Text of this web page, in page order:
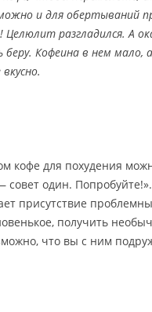
и для обертываний
Целюлит разгладился. А
Кофеина в нем
кофе для похудения
один.
присутствие
получить
что вы с ним